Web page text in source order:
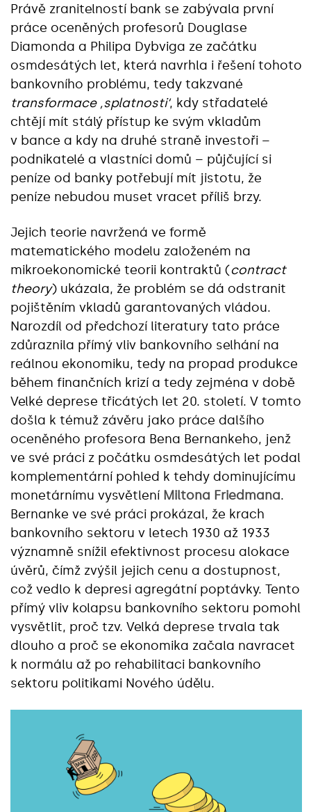
Právě zranitelností bank se zabývala první
práce oceněných profesorů Douglase
Diamonda a Philipa Dybviga ze začátku
osmdesátých let, která navrhla i řešení tohoto
bankovního problému, tedy takzvané
transformace ‚splatnosti‘, kdy střadatelé
chtějí mít stálý přístup ke svým vkladům
v bance a kdy na druhé straně investoři –
podnikatelé a vlastníci domů – půjčující si
peníze od banky potřebují mít jistotu, že
peníze nebudou muset vracet příliš brzy.
Jejich teorie navržená ve formě
matematického modelu založeném na
mikroekonomické teorii kontraktů (contract
theory) ukázala, že problém se dá odstranit
pojištěním vkladů garantovaných vládou.
Narozdíl od předchozí literatury tato práce
zdůraznila přímý vliv bankovního selhání na
reálnou ekonomiku, tedy na propad produkce
během finančních krizí a tedy zejména v době
Velké deprese třicátých let 20. století. V tomto
došla k témuž závěru jako práce dalšího
oceněného profesora Bena Bernankeho, jenž
ve své práci z počátku osmdesátých let podal
komplementární pohled k tehdy dominujícímu
monetárnímu vysvětlení Miltona Friedmana.
Bernanke ve své práci prokázal, že krach
bankovního sektoru v letech 1930 až 1933
významně snížil efektivnost procesu alokace
úvěrů, čímž zvýšil jejich cenu a dostupnost,
což vedlo k depresi agregátní poptávky. Tento
přímý vliv kolapsu bankovního sektoru pomohl
vysvětlit, proč tzv. Velká deprese trvala tak
dlouho a proč se ekonomika začala navracet
k normálu až po rehabilitaci bankovního
sektoru politikami Nového údělu.